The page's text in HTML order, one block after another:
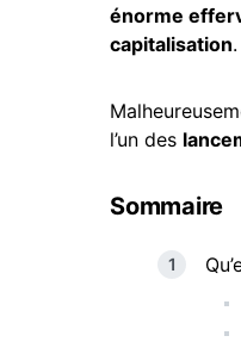
énorme
capitalisation.
l’un des
Sommaire